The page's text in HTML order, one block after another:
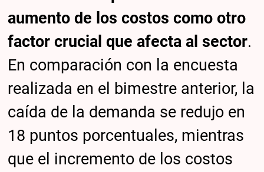
aumento de los costos como otro
factor crucial que afecta al sector.
En comparación con la encuesta
realizada en el bimestre anterior, la
caída de la demanda se redujo en
18 puntos porcentuales, mientras
que el incremento de los costos